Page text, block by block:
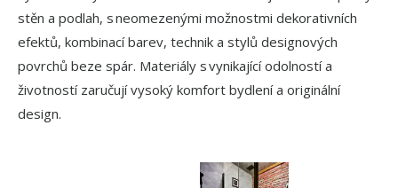
stěn a podlah, s neomezenými možnostmi dekorativních
efektů, kombinací barev, technik a stylů designových
povrchů beze spár. Materiály s vynikající odolností a
životností zaručují vysoký komfort bydlení a originální
design.